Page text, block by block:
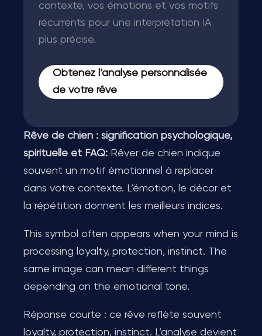
contexte, vos émotions et vos motifs
récurrents pour une interprétation IA
plus précise.
Obtenez l’analyse personnalisée
de votre rêve
Rêve de chien : signification psychologique,
spirituelle et FAQ: Rêver de chien indique
souvent un motif émotionnel à replacer
dans votre contexte. L’émotion, le décor et
la répétition donnent les meilleurs indices.
This symbol often appears when your mind is
processing loyalty, protection, instinct. The
same image can mean different things
depending on the emotional tone.
Réponse courte : ce rêve reflète souvent
loyalty, protection, instinct. L’analyse devient